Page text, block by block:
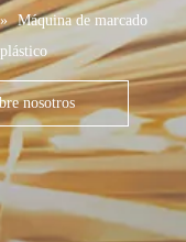
» Máquina de marcado
nosotros